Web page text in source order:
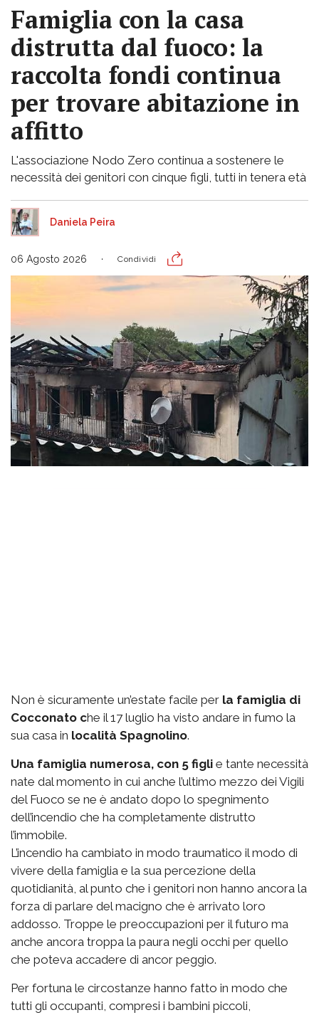
Famiglia con la casa
distrutta dal fuoco: la
raccolta fondi continua
per trovare abitazione in
affitto
L'associazione Nodo Zero continua a sostenere le
necessità dei genitori con cinque figli, tutti in tenera età
Daniela Peira
06 Agosto 2026 Condividi
Non è sicuramente un’estate facile per la famiglia di
Cocconato che il 17 luglio ha visto andare in fumo la
sua casa in località Spagnolino.
Una famiglia numerosa, con 5 figli e tante necessità
nate dal momento in cui anche l’ultimo mezzo dei Vigili
del Fuoco se ne è andato dopo lo spegnimento
dell’incendio che ha completamente distrutto
l’immobile.
L’incendio ha cambiato in modo traumatico il modo di
vivere della famiglia e la sua percezione della
quotidianità, al punto che i genitori non hanno ancora la
forza di parlare del macigno che è arrivato loro
addosso. Troppe le preoccupazioni per il futuro ma
anche ancora troppa la paura negli occhi per quello
che poteva accadere di ancor peggio.
Per fortuna le circostanze hanno fatto in modo che
tutti gli occupanti, compresi i bambini piccoli,